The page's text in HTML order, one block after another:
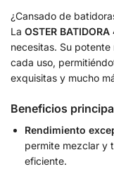
¿Cansado de
La OSTER
necesitas. Su
cada uso,
exquisitas y mucho
Beneficios
Rendimiento
permite mezclar y
eficiente.